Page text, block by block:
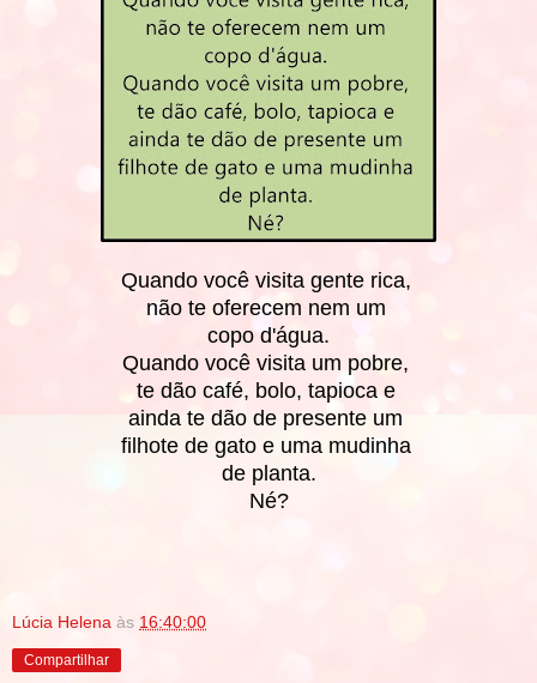
Quando você visita gente rica,
não te oferecem nem um
copo d'água.
Quando você visita um pobre,
te dão café, bolo, tapioca e
ainda te dão de presente um
filhote de gato e uma mudinha
de planta.
Né?
Lúcia Helena às 16:40:00
Compartilhar